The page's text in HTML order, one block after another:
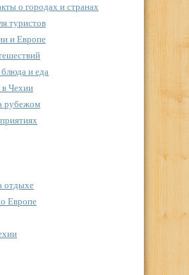
о городах и странах
туристов
и Европе
и еда
Чехии
рубежом
отдыхе
Европе